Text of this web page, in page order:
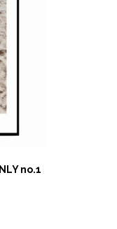
no.1